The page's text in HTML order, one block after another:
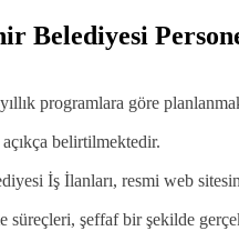
Belediyesi
programlara göre
belirtilmektedir.
İş İlanları, resmi web
süreçleri, şeffaf bir şekilde